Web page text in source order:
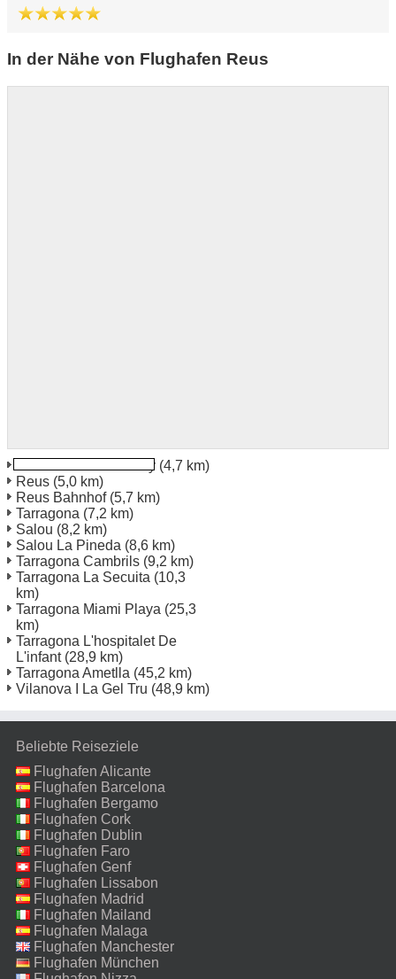
In der Nähe von Flughafen Reus
Reus Mariano Fortuny (4,7 km)
Reus (5,0 km)
Reus Bahnhof(5,7 km)
Tarragona (7,2 km)
Salou (8,2 km)
Salou La Pineda (8,6 km)
Tarragona Cambrils (9,2 km)
Tarragona La Secuita (10,3
km)
Tarragona Miami Playa (25,3
km)
Tarragona L'hospitalet De
L'infant(28,9 km)
Tarragona Ametlla (45,2 km)
Vilanova I La Gel Tru (48,9 km)
Beliebte Reiseziele
Flughafen Alicante
Flughafen Barcelona
Flughafen Bergamo
Flughafen Cork
Flughafen Dublin
Flughafen Faro
Flughafen Genf
Flughafen Lissabon
Flughafen Madrid
Flughafen Mailand
Malpensa
Flughafen Malaga
Flughafen Manchester
Flughafen München